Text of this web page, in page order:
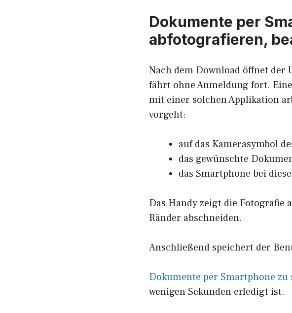
Dokumente per
abfotografieren,
Nach dem Download öffnet der
fährt ohne Anmeldung fort.
mit einer solchen Applikation
vorgeht:
auf das Kamerasymbol
das gewünschte
das Smartphone bei
Das Handy zeigt die Fotografie
Ränder abschneiden.
Anschließend speichert der
Dokumente per Smartphone zu
wenigen Sekunden erledigt ist.